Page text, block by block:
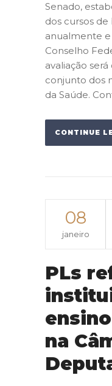
Senado,
dos cursos de
anualmente
Conselho
avaliação
conjunto dos
da Saúde.
CONTINUE
08
janeiro
PLs
na